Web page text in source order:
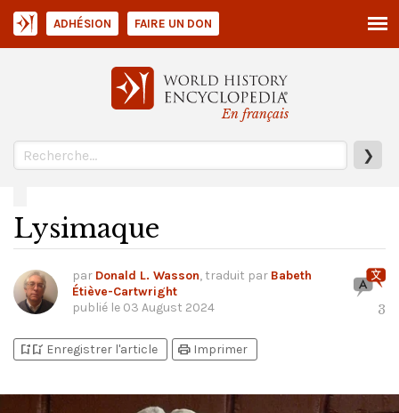
En français
❯
ADHÉSION FAIRE UN DON
Lysimaque
par Donald L. Wasson, traduit par Babeth
Étiève-Cartwright
publié le 03 August 2024 3
bookmark_addbookmark_added Enregistrer l'article print Imprimer